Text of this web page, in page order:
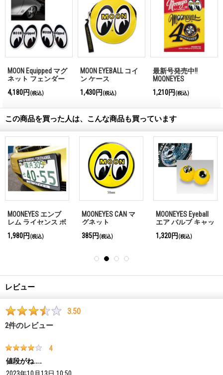
MOON Equipped マグ
ネット フェンダー
4,180円 (税込)
MOON EYEBALL コイ
ン ケース
1,430円 (税込)
最新号発売中!!
MQQNEYES
Magazine No.28 2026
1,210円 (税込)
この商品を買った人は、こんな商品も買っています
MOONEYES エンブ
レム ライセンス ボ
1,980円 (税込)
MOONEYES CAN マ
グネット
385円 (税込)
MOONEYES Eyeball
エア バルブ キャッ
1,320円 (税込)
レビュー
3.50
2件のレビュー
4
値段がね……